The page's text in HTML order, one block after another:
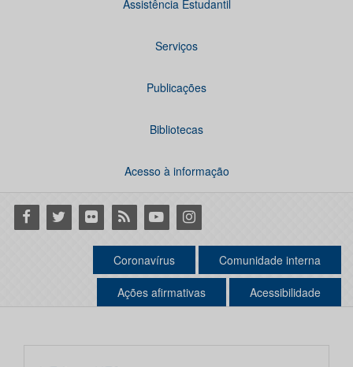
Assistência Estudantil
Serviços
Publicações
Bibliotecas
Acesso à informação
Facebook
Twitter Flickr RSS YoutubeInstagram
Coronavírus Comunidade interna
Ações afirmativas Acessibilidade